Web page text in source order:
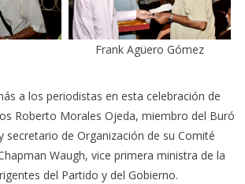
Frank Agüero Gómez
a los periodistas en esta celebración de
Roberto Morales Ojeda, miembro del Buró
secretario de Organización de su Comité
Waugh, vice primera ministra de la
del Partido y del Gobierno.